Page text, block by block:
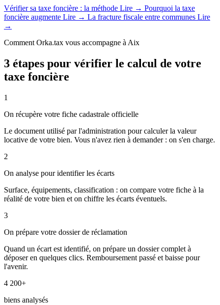
Vérifier sa taxe foncière : la méthode Lire → Pourquoi la taxe
foncière augmente Lire → La fracture fiscale entre communes Lire
→
Comment Orka.tax vous accompagne à Aix
3 étapes pour vérifier le calcul de votre
taxe foncière
1
On récupère votre fiche cadastrale officielle
Le document utilisé par l'administration pour calculer la valeur
locative de votre bien. Vous n'avez rien à demander : on s'en charge.
2
On analyse pour identifier les écarts
Surface, équipements, classification : on compare votre fiche à la
réalité de votre bien et on chiffre les écarts éventuels.
3
On prépare votre dossier de réclamation
Quand un écart est identifié, on prépare un dossier complet à
déposer en quelques clics. Remboursement passé et baisse pour
l'avenir.
4 200+
biens analysés